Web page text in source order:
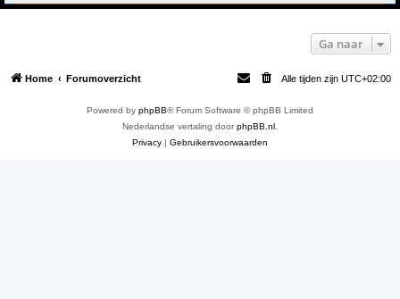
Ga naar
Home Forumoverzicht Alle tijden zijn UTC+02:00
Powered by phpBB® Forum Software © phpBB Limited
Nederlandse vertaling doorphpBB.nl
Privacy | Gebruikersvoorwaarden